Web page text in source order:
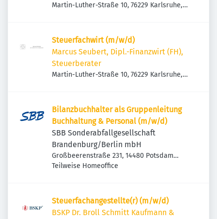
Martin-Luther-Straße 10, 76229 Karlsruhe,
Steuerfachwirt (m/w/d)
Marcus Seubert, Dipl.-Finanzwirt (FH),
Steuerberater
Martin-Luther-Straße 10, 76229 Karlsruhe,
Bilanzbuchhalter als Gruppenleitung
Buchhaltung & Personal (m/w/d)
SBB Sonderabfallgesellschaft
Brandenburg/Berlin mbH
Großbeerenstraße 231, 14480 Potsdam
Südost, Deutschland
Teilweise Homeoffice
Steuerfachangestellte(r) (m/w/d)
BSKP Dr. Broll Schmitt Kaufmann &